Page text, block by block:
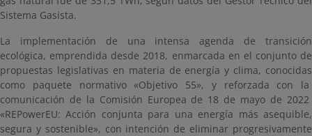
Sistema Gasista.
La implementación de una intensa agenda de transición
ecológica, emprendida desde 2018, enmarcada en el conjunto de
propuestas legislativas en materia de energía y clima, conocidas
como paquete normativo «Objetivo 55», y reforzada con la
comunicación de la Comisión Europea de 18 de mayo de 2022
«REPowerEU: Acción conjunta para una energía más asequible,
segura y sostenible», con intención de eliminar progresivamente